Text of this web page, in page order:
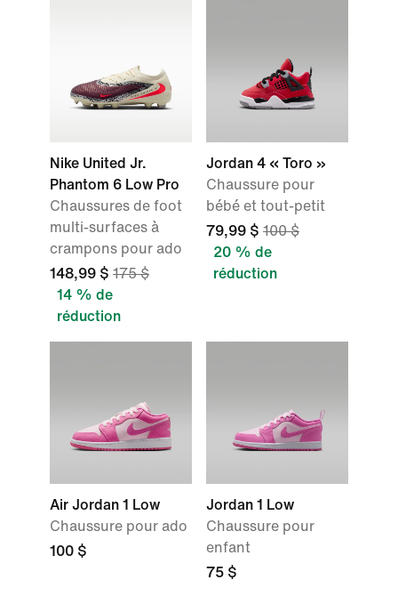
Nike United Jr.
Phantom 6 Low Pro
Chaussures de foot
multi-surfaces à
crampons pour ado
148,99 $ 175 $
14 % de
réduction
Jordan 4 « Toro »
Chaussure pour
bébé et tout-petit
79,99 $ 100 $
20 % de
réduction
Air Jordan 1 Low
Chaussure pour ado
100 $
Jordan 1 Low
Chaussure pour
enfant
75 $